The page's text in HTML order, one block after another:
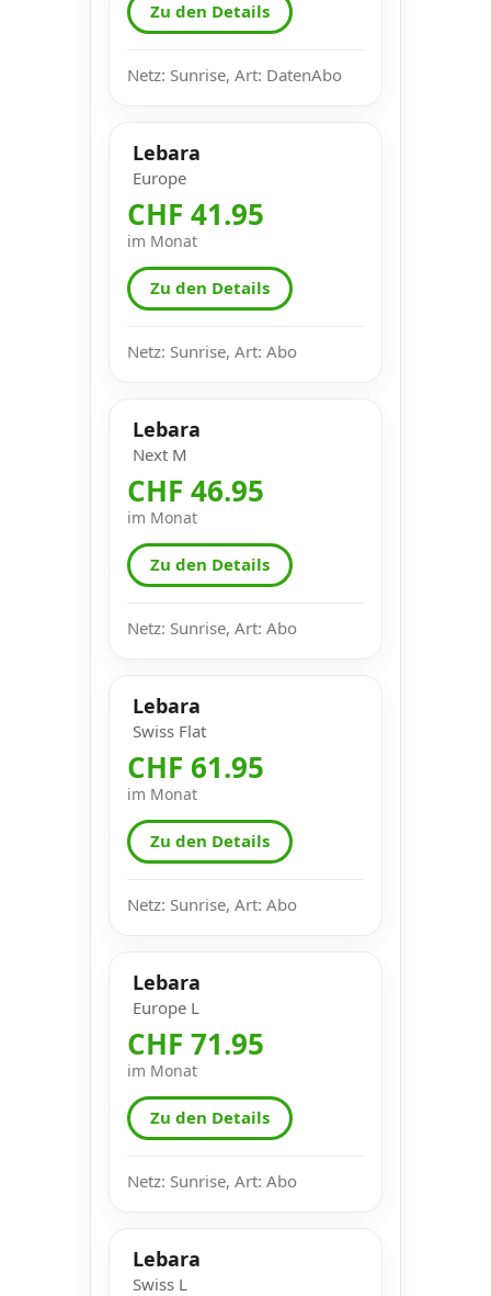
Zu den Details
Netz: Sunrise, Art: DatenAbo
Lebara
Europe
CHF 41.95
im Monat
Zu den Details
Netz: Sunrise, Art: Abo
Lebara
Next M
CHF 46.95
im Monat
Zu den Details
Netz: Sunrise, Art: Abo
Lebara
Swiss Flat
CHF 61.95
im Monat
Zu den Details
Netz: Sunrise, Art: Abo
Lebara
Europe L
CHF 71.95
im Monat
Zu den Details
Netz: Sunrise, Art: Abo
Lebara
Swiss L